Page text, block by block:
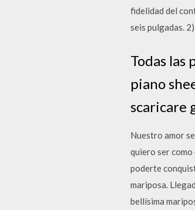
fidelidad del
seis pulgadas.
Todas
piano
scaricare
Nuestro amor
quiero ser
poderte
mariposa.
bellísima